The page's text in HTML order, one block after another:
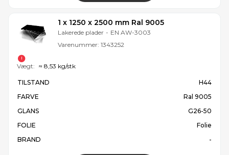
1 x 1250 x 2500 mm Ral 9005
Lakerede plader - EN AW-3003
Varenummer: 1343252
TILSTAND
H44
FARVE
Ral 9005
GLANS
G26-50
FOLIE
Folie
BRAND
-
Vægt: ≈ 8,53 kg/stk